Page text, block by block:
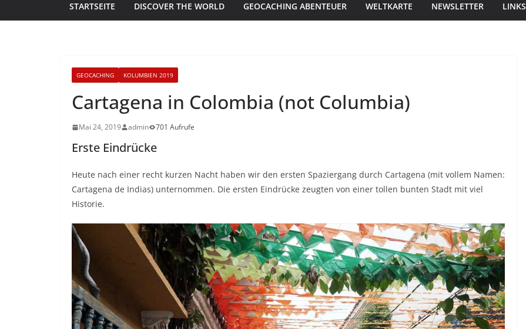
STARTSEITE DISCOVER THE WORLD GEOCACHING ABENTEUER WELTKARTE NEWSLETTER LINKS
GEOCACHING KOLUMBIEN 2019
Cartagena in Colombia (not Columbia)
Mai 24, 2019 admin 701 Aufrufe
Erste Eindrücke
Heute nach einer recht kurzen Nacht haben wir den ersten Spaziergang durch Cartagena (mit vollem Namen:
Cartagena de Indias) unternommen. Die ersten Eindrücke zeugten von einer tollen bunten Stadt mit viel
Historie.